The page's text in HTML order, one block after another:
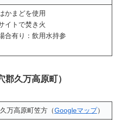
かまどを使用
イトで焚き火
合有り：飲用水持参
久万高原町）
万高原町笠方（Googleマップ）